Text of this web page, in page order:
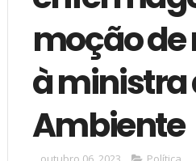
moção
à ministra
Ambiente